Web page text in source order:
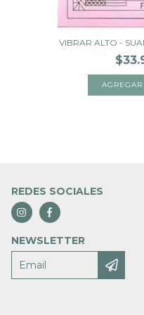
VIBRAR ALTO -
REDES SOCIALES
NEWSLETTER